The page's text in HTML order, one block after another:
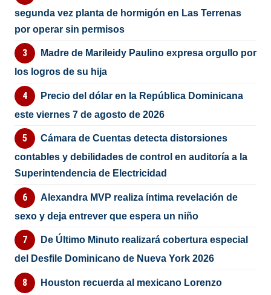
segunda vez planta de hormigón en Las Terrenas
por operar sin permisos
Madre de Marileidy Paulino expresa orgullo por
los logros de su hija
Precio del dólar en la República Dominicana
este viernes 7 de agosto de 2026
Cámara de Cuentas detecta distorsiones
contables y debilidades de control en auditoría a la
Superintendencia de Electricidad
Alexandra MVP realiza íntima revelación de
sexo y deja entrever que espera un niño
De Último Minuto realizará cobertura especial
del Desfile Dominicano de Nueva York 2026
Houston recuerda al mexicano Lorenzo